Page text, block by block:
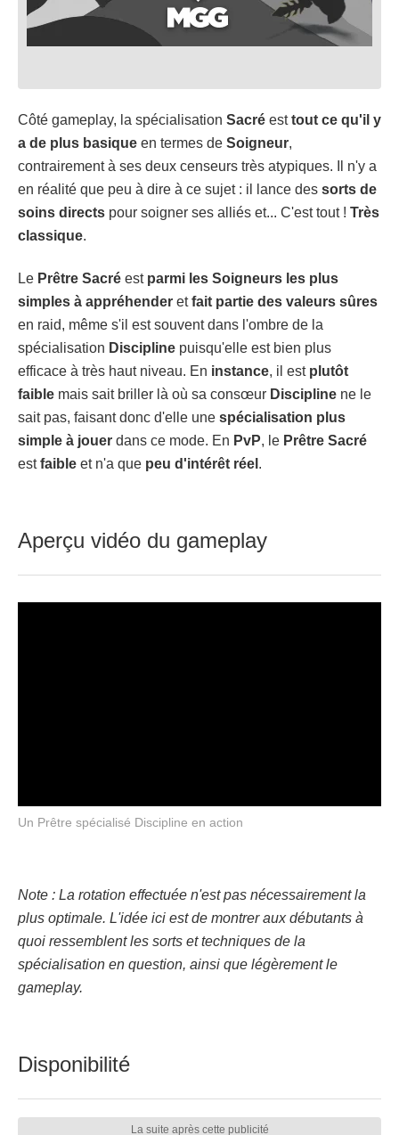
Côté gameplay, la spécialisation Sacré esttout ce qu'il y
a de plus basique en termes de Soigneur,
contrairement à ses deux censeurs très atypiques. Il n'y a
en réalité que peu à dire à ce sujet : il lance des sorts de
soins directs pour soigner ses alliés et... C'est tout ! Très
classique.
Le Prêtre Sacré est parmi les Soigneurs les plus
simples à appréhender etfait partie des valeurs sûres
en raid, même s'il est souvent dans l'ombre de la
spécialisation Discipline puisqu'elle est bien plus
efficace à très haut niveau. En instance, il est plutôt
faible mais sait briller là où sa consœur Discipline ne le
sait pas, faisant donc d'elle une spécialisation plus
simple à jouer dans ce mode. En PvP, le Prêtre Sacré
estfaible et n'a que peu d'intérêt réel .
Aperçu vidéo du gameplay
Un Prêtre spécialisé Discipline en action
Note : La rotation effectuée n'est pas nécessairement la
plus optimale. L'idée ici est de montrer aux débutants à
quoi ressemblent les sorts et techniques de la
spécialisation en question, ainsi que légèrement le
gameplay.
Disponibilité